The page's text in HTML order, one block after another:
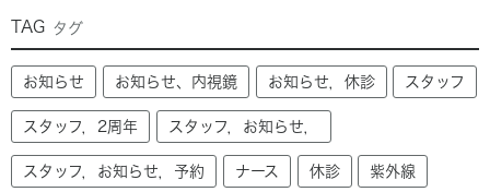
TAG タグ
お知らせ お知らせ、内視鏡 お知らせ，休診 スタッフ
スタッフ，2周年 スタッフ，お知らせ，
スタッフ，お知らせ，予約 ナース 休診 紫外線